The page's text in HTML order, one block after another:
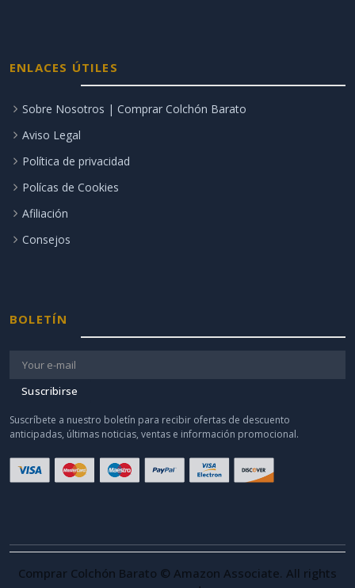
ENLACES ÚTILES
Sobre Nosotros | Comprar Colchón Barato
Aviso Legal
Política de privacidad
Polícas de Cookies
Afiliación
Consejos
BOLETÍN
Suscribirse
Suscríbete a nuestro boletín para recibir ofertas de descuento
anticipadas, últimas noticias, ventas e información promocional.
Comprar Colchón Barato © Amazon Associate. All rights